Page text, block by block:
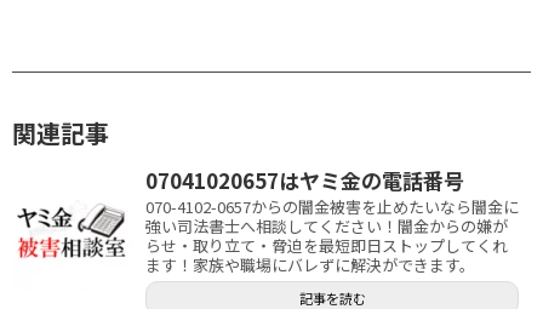
関連記事
07041020657はヤミ金の電話番号
070-4102-0657からの闇金被害を止めたいなら闇金に
強い司法書士へ相談してください！闇金からの嫌が
らせ・取り立て・脅迫を最短即日ストップしてくれ
ます！家族や職場にバレずに解決ができます。
記事を読む